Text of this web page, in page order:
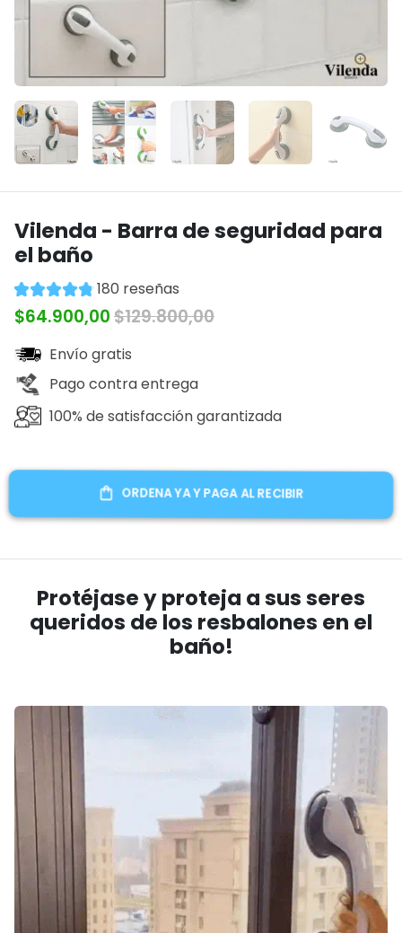
Vilenda - Barra de seguridad para
el baño
180 reseñas
$64.900,00$129.800,00
Envío gratis
Pago contra entrega
100% de satisfacción garantizada
ORDENA YA Y PAGA AL RECIBIR
Protéjase y proteja a sus seres
queridos de los resbalones en el
baño!